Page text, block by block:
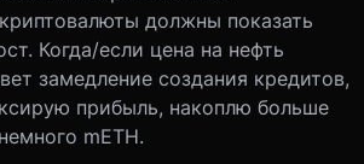
должны показать
Когда/если цена на нефть
замедление создания кредитов,
прибыль, накоплю больше
mETH.